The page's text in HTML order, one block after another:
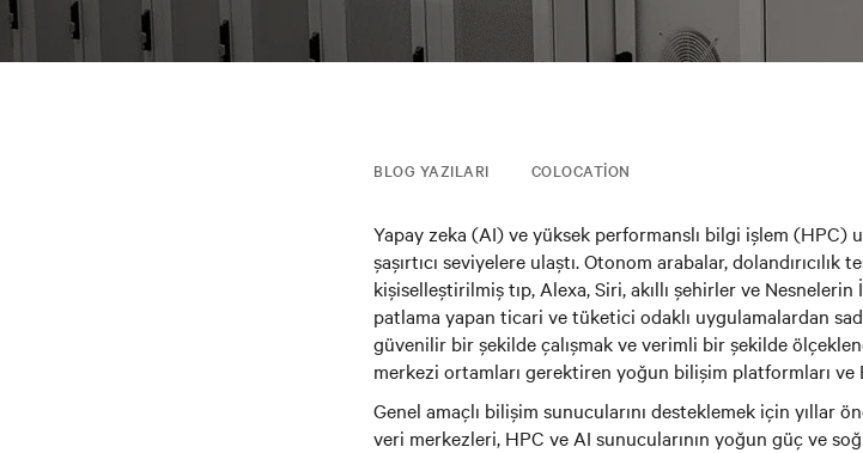
BLOG YAZILARI COLOCATION
Yapay zeka (AI) ve yüksek performanslı bilgi işlem (HPC)
şaşırtıcı seviyelere ulaştı. Otonom arabalar, dolandırıcılık
kişiselleştirilmiş tıp, Alexa, Siri, akıllı şehirler ve
patlama yapan ticari ve tüketici odaklı uygulamalardan
güvenilir bir şekilde çalışmak ve verimli bir şekilde
merkezi ortamları gerektiren yoğun bilişim platformları ve
Genel amaçlı bilişim sunucularını desteklemek için yıllar
veri merkezleri, HPC ve AI sunucularının yoğun güç ve